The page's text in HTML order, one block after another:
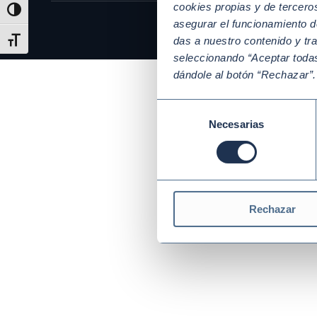
cookies propias y de
asegurar el funcionamiento
das a nuestro contenido y
seleccionando “Aceptar
dándole al botón
consentimiento
Necesarias
Rechazar
Alternar alto contraste
Alternar tamaño de letra